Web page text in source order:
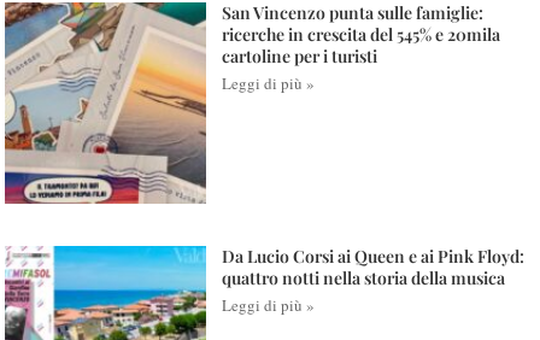
San Vincenzo punta sulle famiglie:
ricerche in crescita del 545% e 20mila
cartoline per i turisti
Leggi di più »
Da Lucio Corsi ai Queen e ai Pink Floyd:
quattro notti nella storia della musica
Leggi di più »